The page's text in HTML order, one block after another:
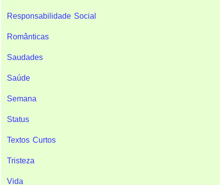
Responsabilidade Social
Românticas
Saudades
Saúde
Semana
Status
Textos Curtos
Tristeza
Vida